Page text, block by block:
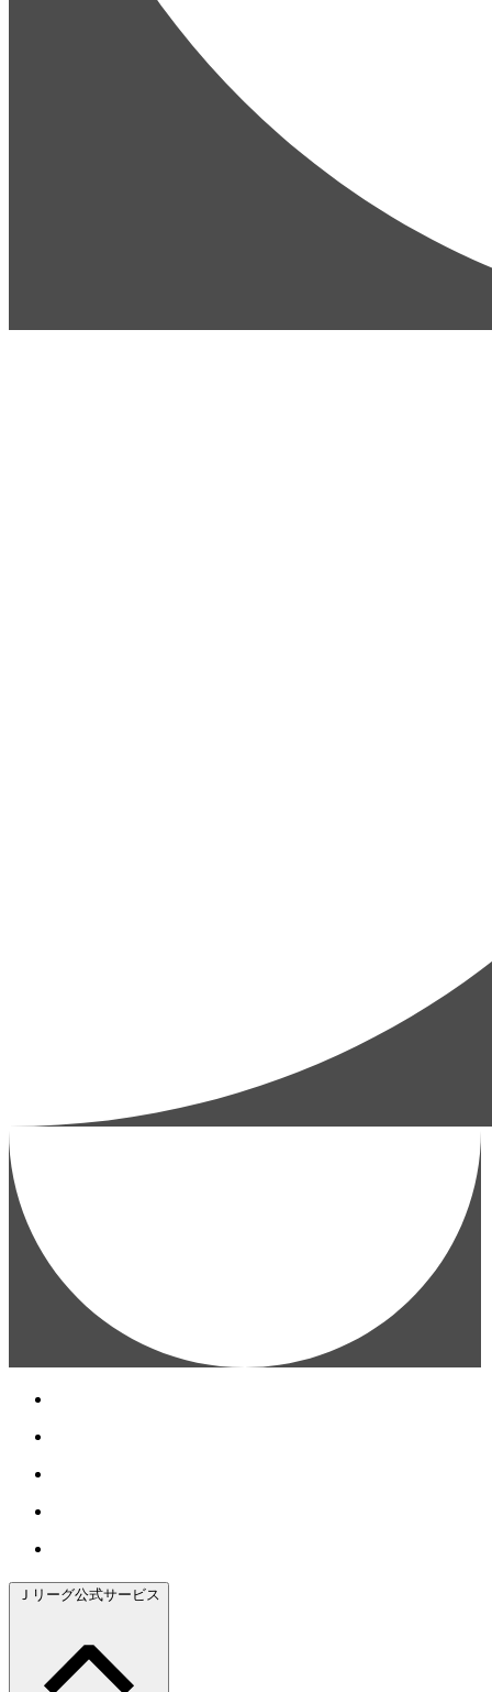
Ｊリーグ公式サービス